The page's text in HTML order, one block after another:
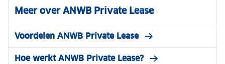
Meer over ANWB Private Lease
Voordelen ANWB Private Lease
Hoe werkt ANWB Private Lease?